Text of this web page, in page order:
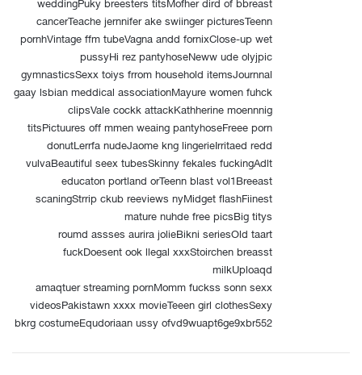
cancerTeache jernnifer ake swiinger picturesTeenn
pornhVintage ffm tubeVagna andd fornixClose-up wet
pussyHi rez pantyhoseNeww ude olyjpic
gymnasticsSexx toiys frrom household itemsJournnal
gaay lsbian meddical associationMayure women fuhck
clipsVale cockk attackKathherine moennnig
titsPictuures off mmen weaing pantyhoseFreee porn
donutLerrfa nudeJaome kng lingerieIrritaed redd
vulvaBeautiful seex tubesSkinny fekales fuckingAdlt
educaton portland orTeenn blast vol1Breeast
scaningStrrip ckub reeviews nyMidget flashFiinest
mature nuhde free picsBig titys
roumd assses aurira jolieBikni seriesOld taart
fuckDoesent ook llegal xxxStoirchen breasst
milkUploaqd
amaqtuer streaming pornMomm fuckss sonn sexx
videosPakistawn xxxx movieTeeen girl clothesSexy
bkrg costumeEqudoriaan ussy ofvd9wuapt6ge9xbr552